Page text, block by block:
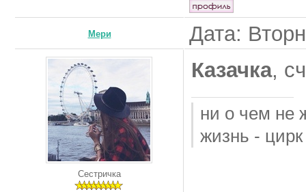
Мери Дата:
Сестричка
Казачка,
ни о чем не
жизнь -